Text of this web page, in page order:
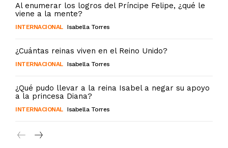
Al enumerar los logros del Príncipe Felipe, ¿qué le
viene a la mente?
INTERNACIONAL Isabella Torres
¿Cuántas reinas viven en el Reino Unido?
INTERNACIONAL Isabella Torres
¿Qué pudo llevar a la reina Isabel a negar su apoyo
a la princesa Diana?
INTERNACIONAL Isabella Torres